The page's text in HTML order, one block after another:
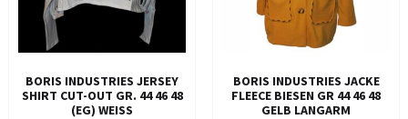
BORIS INDUSTRIES JERSEY
SHIRT CUT-OUT GR. 44 46 48
(EG) WEISS
BORIS INDUSTRIES JACKE
FLEECE BIESEN GR 44 46 48
GELB LANGARM